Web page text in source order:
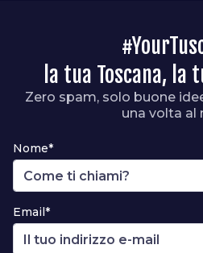
la tua Toscana,
Zero spam, solo buone
una volta al
Nome*
Email*